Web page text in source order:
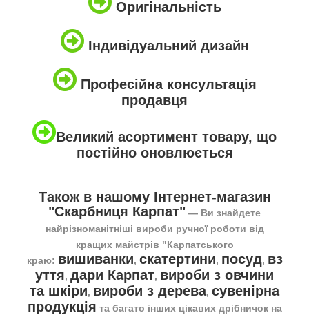
Оригінальність
Індивідуальний дизайн
Професійна консультація
продавця
Великий асортимент товару, що
постійно оновлюється
Також в нашому Інтернет-магазин
"Скарбниця Карпат" ― Ви знайдете
найрізноманітніші вироби ручної роботи від
кращих майстрів "Карпатського
краю: вишиванки, скатертини, посуд, вз
уття, дари Карпат, вироби з овчини
та шкіри, вироби з дерева, сувенірна
продукція та багато інших цікавих дрібничок на